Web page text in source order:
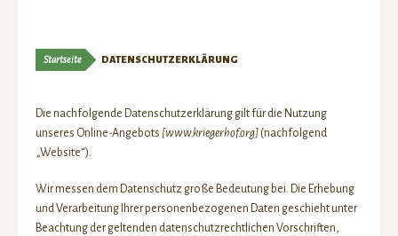
Jahreskurse
Kürbismarkt
Kürbismarkt Programm
Kriegerhof
Schulobst/Schulmilch
Startseite DATENSCHUTZERKLÄRUNG
Die nachfolgende Datenschutzerklärung gilt für die Nutzung
unseres Online-Angebots [www.kriegerhof.org] (nachfolgend
„Website“).
Wir messen dem Datenschutz große Bedeutung bei. Die Erhebung
und Verarbeitung Ihrer personenbezogenen Daten geschieht unter
Beachtung der geltenden datenschutzrechtlichen Vorschriften,